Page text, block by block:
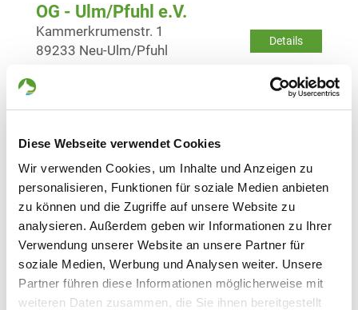
Diese Webseite verwendet Cookies
Wir verwenden Cookies, um Inhalte und Anzeigen zu
personalisieren, Funktionen für soziale Medien anbieten
zu können und die Zugriffe auf unsere Website zu
analysieren. Außerdem geben wir Informationen zu Ihrer
Verwendung unserer Website an unsere Partner für
soziale Medien, Werbung und Analysen weiter. Unsere
Partner führen diese Informationen möglicherweise mit
weiteren Daten zusammen, die Sie ihnen bereitgestellt
OG - Ulm/Pfuhl e.V.
Details
Kammerkrumenstr. 1
89233 Neu-Ulm/Pfuhl
89081 Ulm-Söflingen
OG - Ulm/Neu-Ulm gegr. 1910 e.V.
Details
Muthenhölzle 25
89231 Neu-Ulm
OG - Burgau
Remsharter Strasse